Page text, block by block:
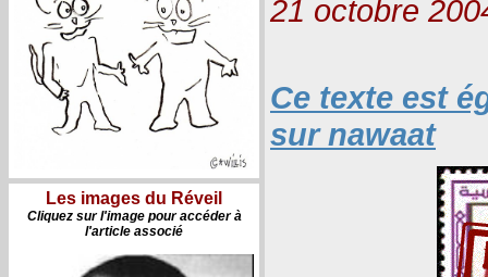
Les images du Réveil
Cliquez sur l'image pour accéder à
l'article associé
21 octobre
Ce texte est
sur nawaat